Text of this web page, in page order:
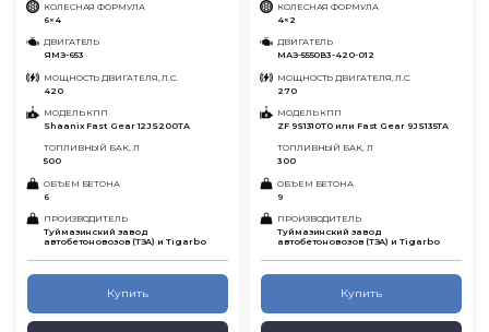
КОЛЕСНАЯ ФОРМУЛА
6×4
ДВИГАТЕЛЬ
ЯМЗ-653
МОЩНОСТЬ ДВИГАТЕЛЯ, Л.С.
420
МОДЕЛЬ КПП
Shaanix Fast Gear 12JS200TA
ТОПЛИВНЫЙ БАК, Л
500
ОБЪЕМ БЕТОНА
6
ПРОИЗВОДИТЕЛЬ
Туймазинский завод
автобетоновозов (ТЗА) и Tigarbo
Купить
КОЛЕСНАЯ ФОРМУЛА
4×2
ДВИГАТЕЛЬ
МАЗ-5550В3-420-012
МОЩНОСТЬ ДВИГАТЕЛЯ, Л.С.
270
МОДЕЛЬ КПП
ZF 9S1310T0 или Fast Gear 9JS135TA
ТОПЛИВНЫЙ БАК, Л
300
ОБЪЕМ БЕТОНА
9
ПРОИЗВОДИТЕЛЬ
Туймазинский завод
автобетоновозов (ТЗА) и Tigarbo
Купить